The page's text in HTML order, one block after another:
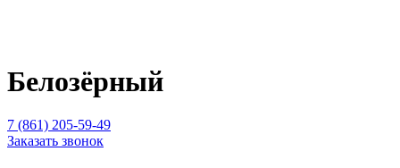
Белозёрный
7 (861) 205-59-49
Заказать звонок